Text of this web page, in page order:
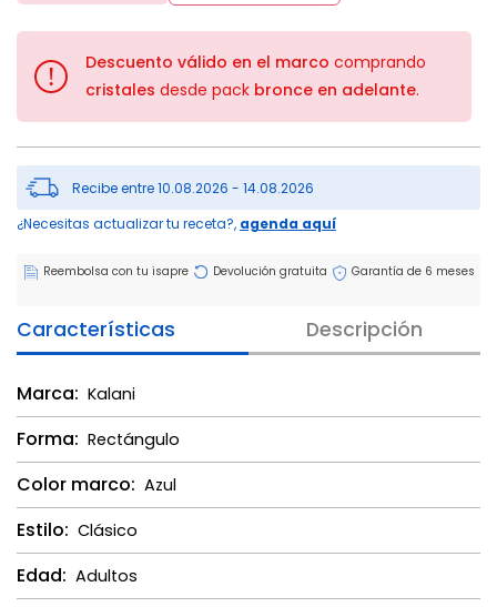
! Descuento válido en el marco comprando
cristales desde pack bronce en adelante.
Recibe entre 10.08.2026 - 14.08.2026
¿Necesitas actualizar tu receta?, agenda aquí
Reembolsa con tu isapre Devolución gratuita Garantía de 6 meses
Características Descripción
Marca: Kalani
Forma: Rectángulo
Color marco: Azul
Estilo: Clásico
Edad: Adultos